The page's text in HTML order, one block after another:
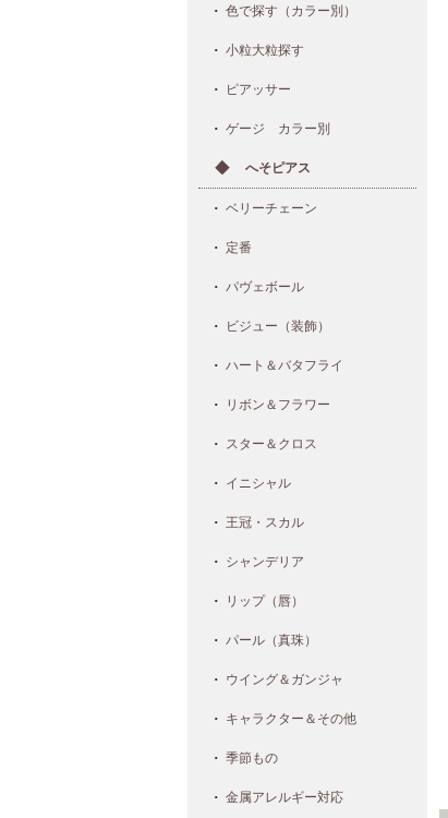
色で探す（カラー別）
小粒大粒探す
ピアッサー
ゲージ カラー別
へそピアス
ベリーチェーン
定番
パヴェボール
ビジュー（装飾）
ハート＆バタフライ
リボン＆フラワー
スター＆クロス
イニシャル
王冠・スカル
シャンデリア
リップ（唇）
パール（真珠）
ウイング＆ガンジャ
キャラクター＆その他
季節もの
金属アレルギー対応